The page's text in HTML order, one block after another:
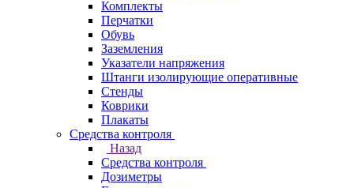
Комплекты
Перчатки
Обувь
Заземления
Указатели напряжения
Штанги изолирующие оперативные
Стенды
Коврики
Плакаты
Средства контроля
Назад
Средства контроля
Дозиметры